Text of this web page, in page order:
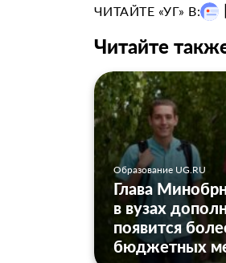
ЧИТАЙТЕ «УГ» В:
Читайте
Образование UG.RU
Глава
в вузах
появится
бюджетных